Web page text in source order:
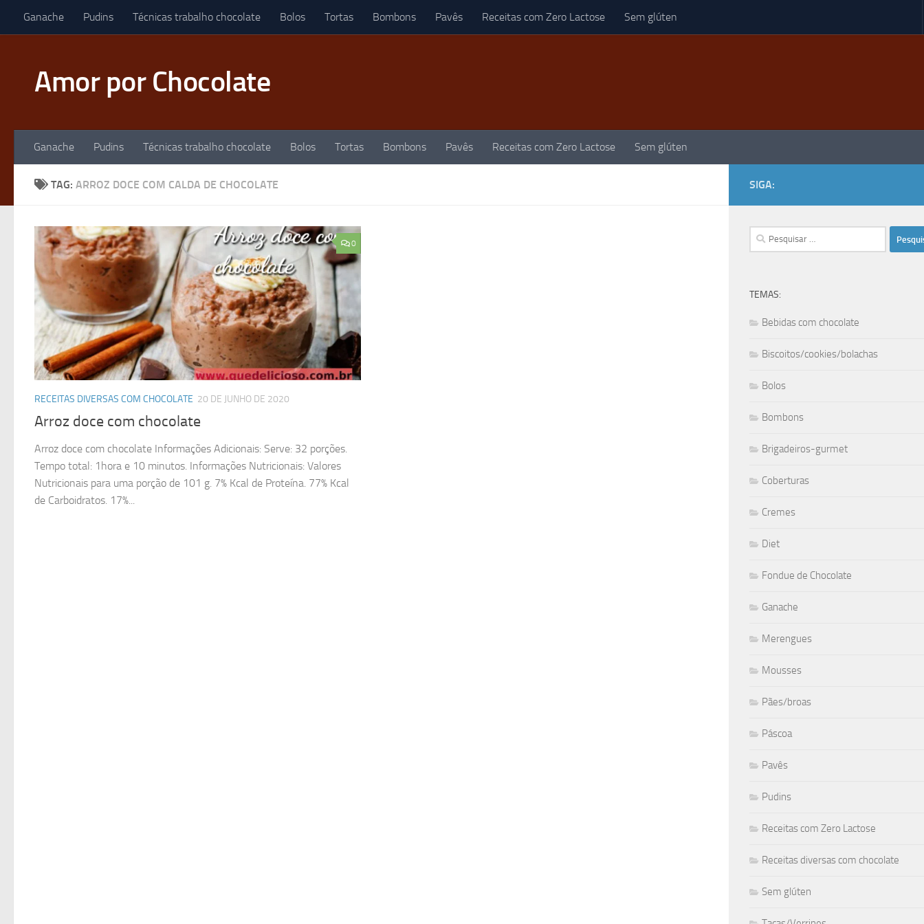
Skip to content
Ganache Pudins Técnicas trabalho chocolate Bolos Tortas Bombons Pavês Receitas com Zero Lactose Sem glúten
Amor por Chocolate
Ganache Pudins Técnicas trabalho chocolate Bolos Tortas Bombons Pavês Receitas com Zero Lactose Sem glúten
TAG: ARROZ DOCE COM CALDA DE CHOCOLATE
0
RECEITAS DIVERSAS COM CHOCOLATE 20 DE JUNHO DE 2020
Arroz doce com chocolate
Arroz doce com chocolate Informações Adicionais: Serve: 32 porções.
Tempo total: 1hora e 10 minutos. Informações Nutricionais: Valores
Nutricionais para uma porção de 101 g. 7% Kcal de Proteína. 77% Kcal
de Carboidratos. 17%...
SIGA:
Pesquisar
por:
TEMAS:
Bebidas com chocolate
Biscoitos/cookies/bolachas
Bolos
Bombons
Brigadeiros-gurmet
Coberturas
Cremes
Diet
Fondue de Chocolate
Ganache
Merengues
Mousses
Pães/broas
Páscoa
Pavês
Pudins
Receitas com Zero Lactose
Receitas diversas com chocolate
Sem glúten